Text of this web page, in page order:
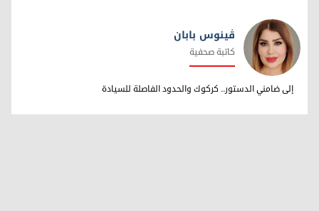
ڤینوس بابان
ڤینوس بابان
كاتبة صحفية
إلى ضامني الدستور.. كركوك والحدود الفاصلة للسيادة